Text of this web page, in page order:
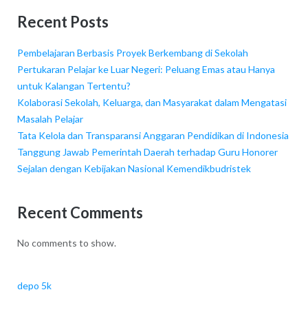
Recent Posts
Pembelajaran Berbasis Proyek Berkembang di Sekolah
Pertukaran Pelajar ke Luar Negeri: Peluang Emas atau Hanya
untuk Kalangan Tertentu?
Kolaborasi Sekolah, Keluarga, dan Masyarakat dalam Mengatasi
Masalah Pelajar
Tata Kelola dan Transparansi Anggaran Pendidikan di Indonesia
Tanggung Jawab Pemerintah Daerah terhadap Guru Honorer
Sejalan dengan Kebijakan Nasional Kemendikbudristek
Recent Comments
No comments to show.
depo 5k